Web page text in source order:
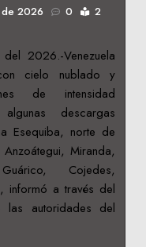
2026 0
2
2026.-Venezuela
cielo nublado y
de intensidad
descargas
Esequiba, norte de
Miranda,
Cojedes,
informó a través del
autoridades del